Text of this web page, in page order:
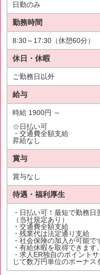
日勤のみ
勤務時間
8:30～17:30（休憩60分）
休日・休暇
ご勤務日以外
給与
時給 1900円 ～
☆日払い可
・交通費全額支給
昇給なし
賞与
賞与なし
待遇・福利厚生
・日払い可！最短で勤務日
（当社規定あり）
・交通費全額支給
・残業代は法定通り支給
・社会保険の加入が可能で
・有給休暇を取得できます
・求人ER独自のポイント
じて数万円単位のボーナス